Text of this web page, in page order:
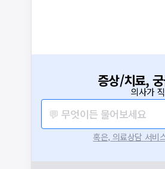
증상/치료,
의사가
💬 무엇이든 물어보세요
혹은, 의료상담 서비